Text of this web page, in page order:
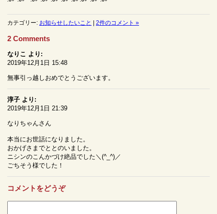
カテゴリー: お知らせしたいこと | 2件のコメント »
2 Comments
なりこ より:
2019年12月1日 15:48
無事引っ越しおめでとうございます。
淳子 より:
2019年12月1日 21:39
なりちゃんさん
本当にお世話になりました。
おかげさまでととのいました。
ニシンのこんかづけ絶品でした＼(^_^)／
ごちそう様でした！
コメントをどうぞ